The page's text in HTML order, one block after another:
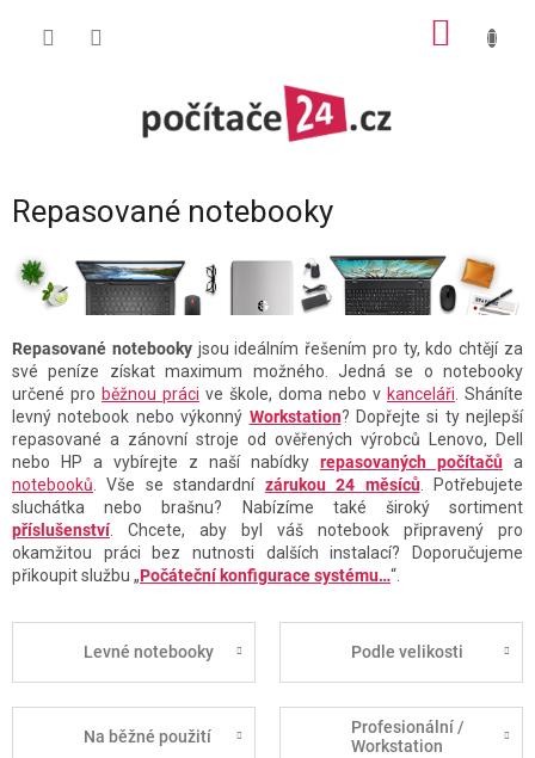
Repasované notebooky
Repasované notebookyjsou ideálním řešením pro ty, kdo chtějí za
své peníze získat maximum možného. Jedná se o notebooky
určené pro běžnou práci ve škole, doma nebo v kanceláři . Sháníte
levný notebook nebo výkonný Workstation? Dopřejte si ty nejlepší
repasované a zánovní stroje od ověřených výrobců Lenovo, Dell
nebo HP a vybírejte z naší nabídky repasovaných počítačů a
notebooků . Vše se standardní zárukou 24 měsíců. Potřebujete
sluchátka nebo brašnu? Nabízíme také široký sortiment
příslušenství. Chcete, aby byl váš notebook připravený pro
okamžitou práci bez nutnosti dalších instalací? Doporučujeme
přikoupit službu „Počáteční konfigurace systému…“.
Levné notebooky Podle velikosti
Na běžné použití
Profesionální /
Workstation